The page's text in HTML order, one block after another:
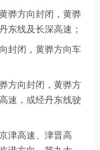
骅方向封闭，黄骅
东线及长深高速；
封闭，黄骅方向车
方向封闭，黄骅方
速，或经丹东线驶
津高速、津晋高